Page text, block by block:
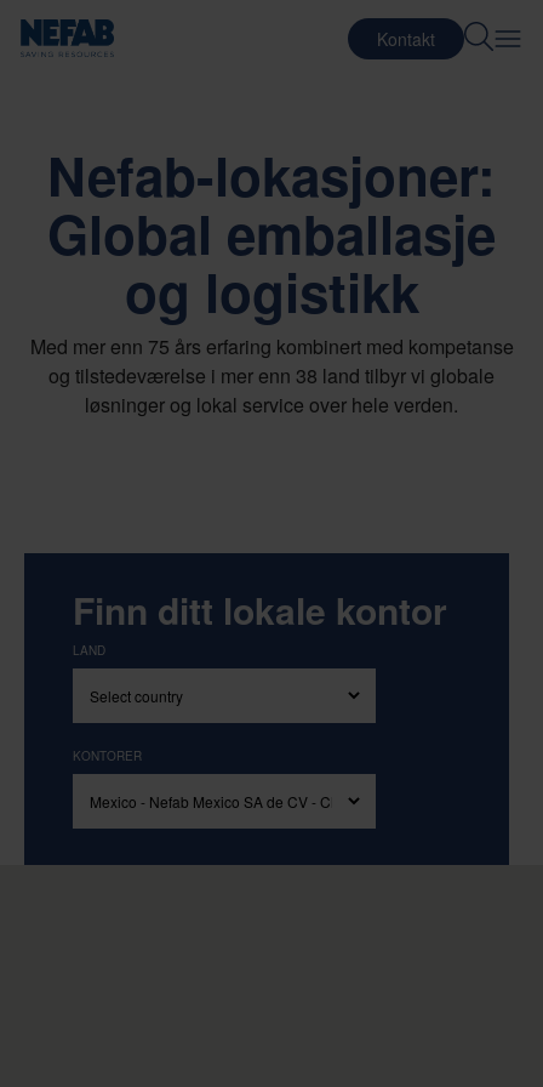
Kontakt
Nefab-lokasjoner:
Global emballasje
og logistikk
Med mer enn 75 års erfaring kombinert med kompetanse
og tilstedeværelse i mer enn 38 land tilbyr vi globale
løsninger og lokal service over hele verden.
Finn ditt lokale kontor
LAND
KONTORER